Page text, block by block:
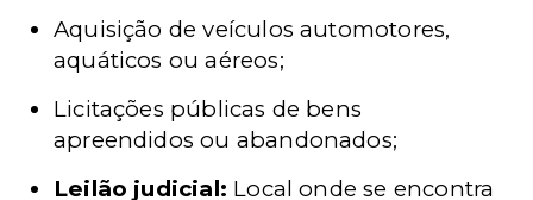
Aquisição de veículos automotores,
aquáticos ou aéreos;
Licitações públicas de bens
apreendidos ou abandonados;
Leilão judicial: Local onde se encontra